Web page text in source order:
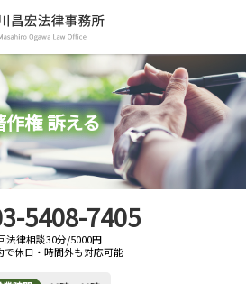
作権 訴える
5408-7405
法律相談30分/5000円
で休日・時間外も対応可能